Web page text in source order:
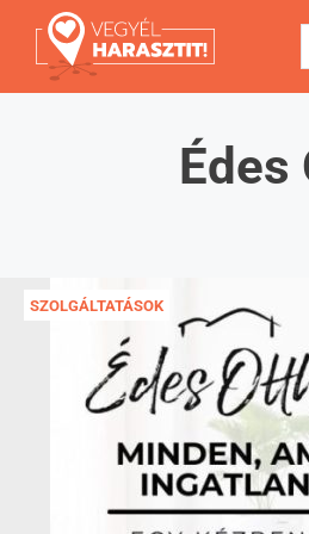
Édes
SZOLGÁLTATÁSOK